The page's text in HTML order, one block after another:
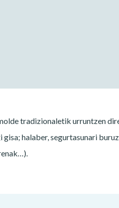
tradizionaletik urruntzen
halaber, segurtasunari